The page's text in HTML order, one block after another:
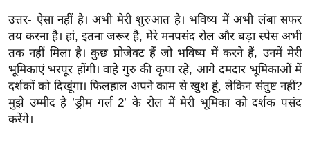
न्यू
ज
ब्री
फ
म
नो
उत्तर- ऐसा नहीं है। अभी मेरी शुरुआत है। भविष्य में अभी लंबा सफर
तय करना है। हां, इतना जरूर है, मेरे मनपसंद रोल और बड़ा स्पेस अभी
तक नहीं मिला है। कुछ प्रोजेक्ट हैं जो भविष्य में करने हैं, उनमें मेरी
भूमिकाएं भरपूर होंगी। वाहे गुरु की कृपा रहे, आगे दमदार भूमिकाओं में
दर्शकों को दिखूंगा। फिलहाल अपने काम से खुश हूं, लेकिन संतुष्ट नहीं?
मुझे उम्मीद है ’ड्रीम गर्ल 2’ के रोल में मेरी भूमिका को दर्शक पसंद
करेंगे।